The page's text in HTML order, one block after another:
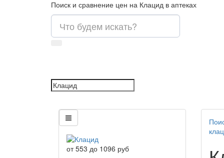
Поиск и сравнение цен на Клацид в аптеках
от553 до 1096 руб